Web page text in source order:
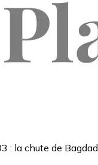
: la chute de Bagdad